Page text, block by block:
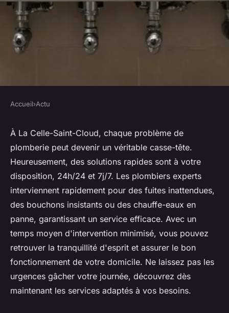
Solutions rapides de
plomberie à la celle-saint-
cloud (78126)
Pablo•17 décembre 2024•5 min de lecture
Accueil›Actu
À La Celle-Saint-Cloud, chaque problème de
plomberie peut devenir un véritable casse-tête.
Heureusement, des solutions rapides sont à votre
disposition, 24h/24 et 7j/7. Les plombiers experts
interviennent rapidement pour des fuites inattendues,
des bouchons insistants ou des chauffe-eaux en
panne, garantissant un service efficace. Avec un
temps moyen d'intervention minimisé, vous pouvez
retrouver la tranquillité d'esprit et assurer le bon
fonctionnement de votre domicile. Ne laissez pas les
urgences gâcher votre journée, découvrez dès
maintenant les services adaptés à vos besoins.